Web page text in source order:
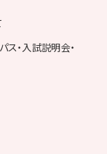
ス・入試説明会・